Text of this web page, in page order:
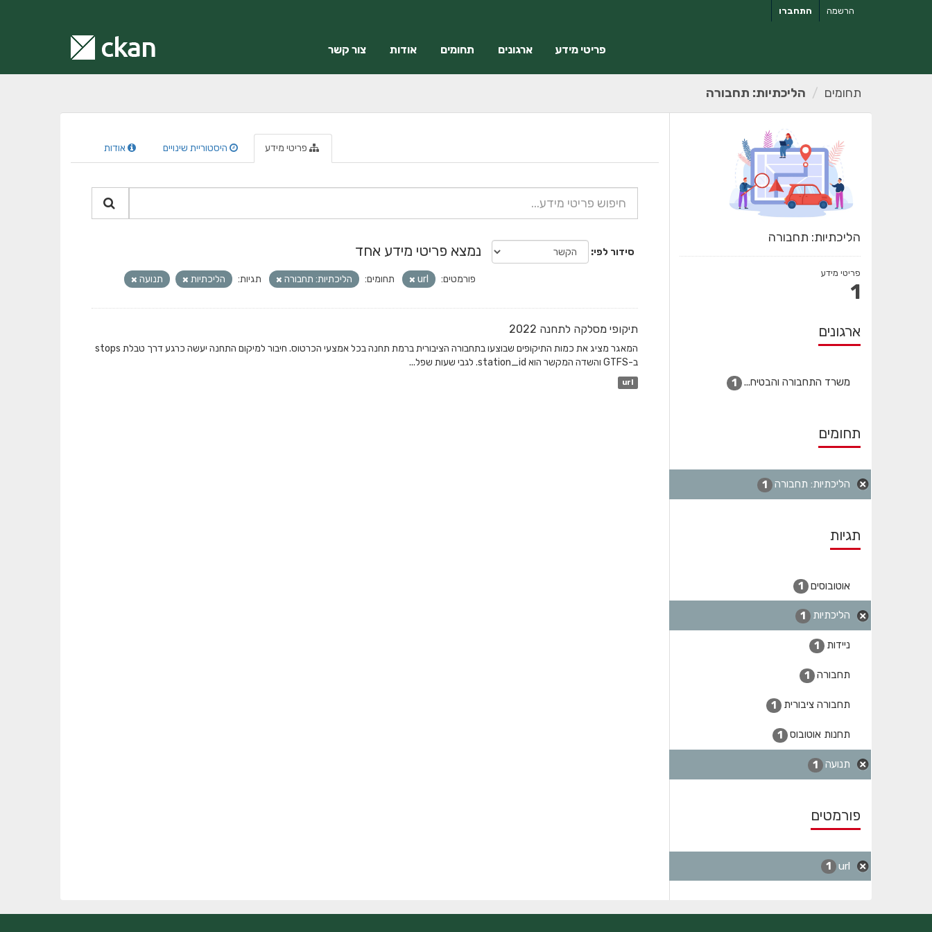
התחברו הרשמה
פריטי מידע ארגונים תחומים אודות צור קשר
תחומים הליכתיות: תחבורה
הליכתיות: תחבורה
פריטי מידע
1
ארגונים
משרד התחבורה והבטיח... 1
תחומים
הליכתיות: תחבורה 1
תגיות
אוטובוסים 1
הליכתיות 1
ניידות 1
תחבורה 1
תחבורה ציבורית 1
תחנות אוטובוס 1
תנועה 1
פורמטים
url
1
פריטי מידע היסטוריית שינויים אודות
סידור לפי נמצא פריטי מידע אחד
פורמטים: url תחומים: הליכתיות: תחבורה תגיות: הליכתיות תנועה
תיקופי מסלקה לתחנה 2022
המאגר מציג את כמות התיקופים שבוצעו בתחבורה הציבורית ברמת תחנה בכל אמצעי הכרטוס. חיבור למיקום התחנה יעשה כרגע דרך טבלת stops
ב-GTFS והשדה המקשר הוא station_id. לגבי שעות שפל...
url